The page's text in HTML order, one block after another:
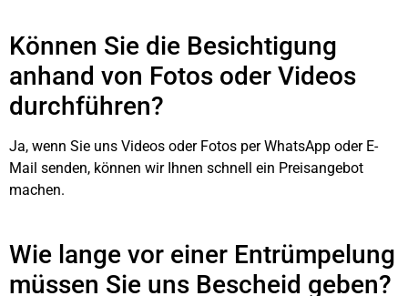
Können Sie die Besichtigung
anhand von Fotos oder Videos
durchführen?
Ja, wenn Sie uns Videos oder Fotos per WhatsApp oder E-
Mail senden, können wir Ihnen schnell ein Preisangebot
machen.
Wie lange vor einer Entrümpelung
müssen Sie uns Bescheid geben?